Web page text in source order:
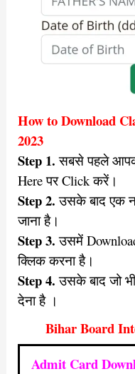
How to Download
2023
Step 1. सबसे पहले
Here पर Click करें।
Step 2. उसके बाद एक
जाना है।
Step 3. उसमें
क्लिक करना है।
Step 4. उसके बाद जो
देना है ।
Bihar Board
Admit Card